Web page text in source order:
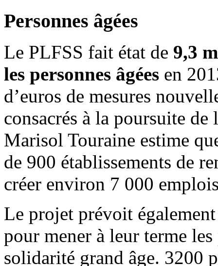
Personnes âgées
Le PLFSS fait état de 9,3
les personnes âgées en
d’euros de mesures
consacrés à la poursuite
Marisol Touraine estime
de 900 établissements de
créer environ 7 000
Le projet prévoit
pour mener à leur terme
solidarité grand âge. 3200